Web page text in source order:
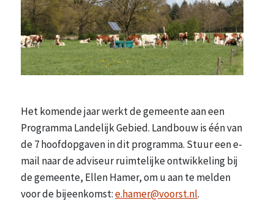
Het komende jaar werkt de gemeente aan een
Programma Landelijk Gebied. Landbouw is één van
de 7 hoofdopgaven in dit programma. Stuur een e-
mail naar de adviseur ruimtelijke ontwikkeling bij
de gemeente, Ellen Hamer, om u aan te melden
voor de bijeenkomst:e.hamer@voorst.nl.